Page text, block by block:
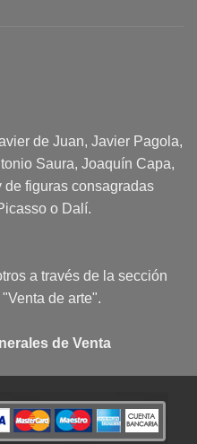
de Juan, Javier Pagola,
Saura, Joaquín Capa,
figuras consagradas
o Dalí.
a través de la sección
de arte".
de Venta